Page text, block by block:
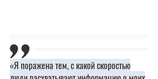
«Я поражена тем, с какой скоростью